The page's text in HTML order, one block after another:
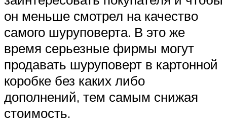
он меньше смотрел на качество
самого шуруповерта. В это же
время серьезные фирмы могут
продавать шуруповерт в картонной
коробке без каких либо
дополнений, тем самым снижая
стоимость.